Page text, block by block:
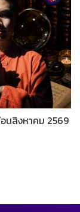
นสิงหาคม 2569